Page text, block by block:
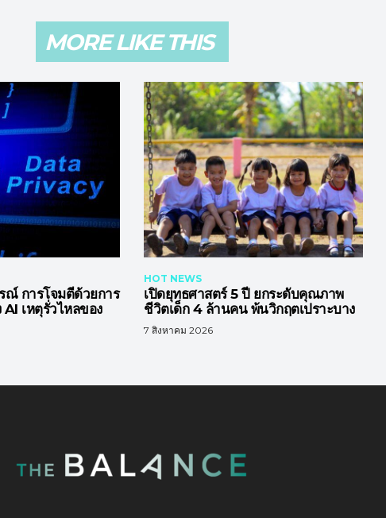
MORE LIKE THIS
ณ์ การโจมตีด้วยการ
เหตุรั่วไหลของ
HOT NEWS
เปิดยุทธศาสตร์ 5 ปี ยกระดับคุณภาพ
ชีวิตเด็ก 4 ล้านคน พ้นวิกฤตเปราะบาง
7 สิงหาคม 2026